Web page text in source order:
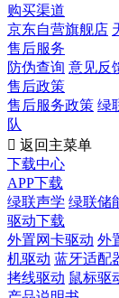
购买渠道
京东自营旗舰店
售后服务
防伪查询 意见反
售后政策
售后服务政策 绿
队
 返回主菜单
下载中心
APP下载
绿联声学 绿联储
驱动下载
外置网卡驱动 外
机驱动 蓝牙适配
拷线驱动 鼠标驱